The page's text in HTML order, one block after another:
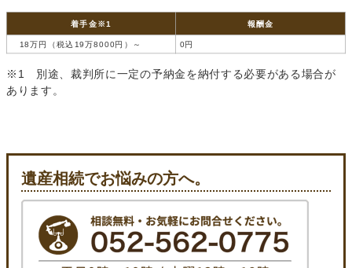
着手金※1 報酬金
18万円（税込19万8000円）～ 0円
※1 別途、裁判所に一定の予納金を納付する必要がある場合が
あります。
遺産相続でお悩みの方へ。